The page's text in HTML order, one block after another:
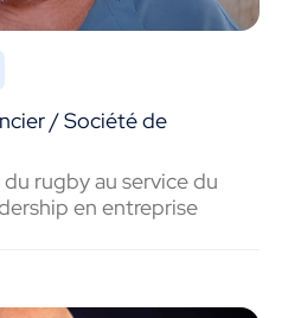
/ Société de
du rugby au service du
en entreprise